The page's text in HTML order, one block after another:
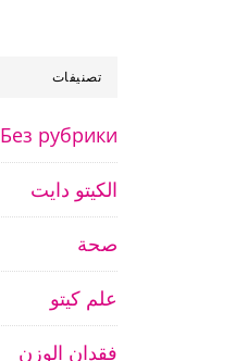
تصنيفات
Без рубрики
الكيتو دايت
صحة
علم كيتو
فقدان الوزن